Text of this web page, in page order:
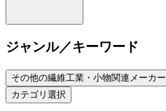
ジャンル／キーワード
その他の繊維工業・小物関連メーカー
カテゴリ選択